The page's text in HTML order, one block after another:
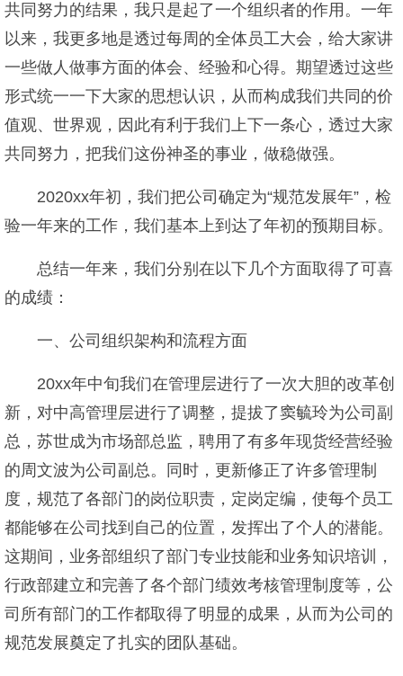
共同努力的结果，我只是起了一个组织者的作用。一年
以来，我更多地是透过每周的全体员工大会，给大家讲
一些做人做事方面的体会、经验和心得。期望透过这些
形式统一一下大家的思想认识，从而构成我们共同的价
值观、世界观，因此有利于我们上下一条心，透过大家
共同努力，把我们这份神圣的事业，做稳做强。
2020xx年初，我们把公司确定为“规范发展年”，检
验一年来的工作，我们基本上到达了年初的预期目标。
总结一年来，我们分别在以下几个方面取得了可喜
的成绩：
一、公司组织架构和流程方面
20xx年中旬我们在管理层进行了一次大胆的改革创
新，对中高管理层进行了调整，提拔了窦毓玲为公司副
总，苏世成为市场部总监，聘用了有多年现货经营经验
的周文波为公司副总。同时，更新修正了许多管理制
度，规范了各部门的岗位职责，定岗定编，使每个员工
都能够在公司找到自己的位置，发挥出了个人的潜能。
这期间，业务部组织了部门专业技能和业务知识培训，
行政部建立和完善了各个部门绩效考核管理制度等，公
司所有部门的工作都取得了明显的成果，从而为公司的
规范发展奠定了扎实的团队基础。